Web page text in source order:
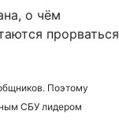
о чём
прорваться
Поэтому
СБУ лидером